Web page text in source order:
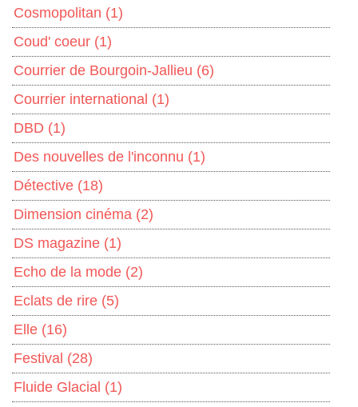
Cosmopolitan (1)
Coud' coeur (1)
Courrier de Bourgoin-Jallieu (6)
Courrier international (1)
DBD (1)
Des nouvelles de l'inconnu (1)
Détective (18)
Dimension cinéma (2)
DS magazine (1)
Echo de la mode (2)
Eclats de rire (5)
Elle (16)
Festival (28)
Fluide Glacial (1)